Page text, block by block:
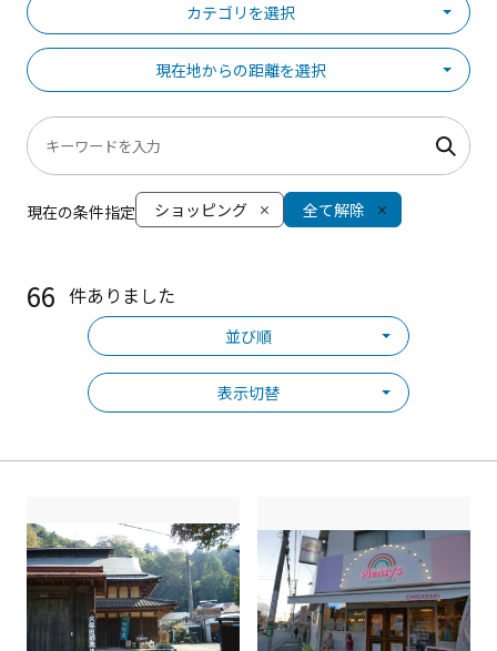
カテゴリを選択
現在地からの距離を選択
現在の条件指定 ショッピング 全て解除
66 件ありました
並び順
表示切替